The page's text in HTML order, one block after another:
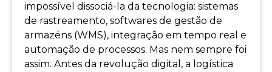
impossível dissociá-la da tecnologia: sistemas
de rastreamento, softwares de gestão de
armazéns (WMS), integração em tempo real e
automação de processos. Mas nem sempre foi
assim. Antes da revolução digital, a logística